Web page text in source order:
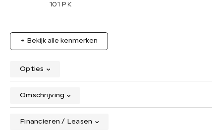
101 PK
+ Bekijk alle kenmerken
Opties
Omschrijving
Financieren / Leasen